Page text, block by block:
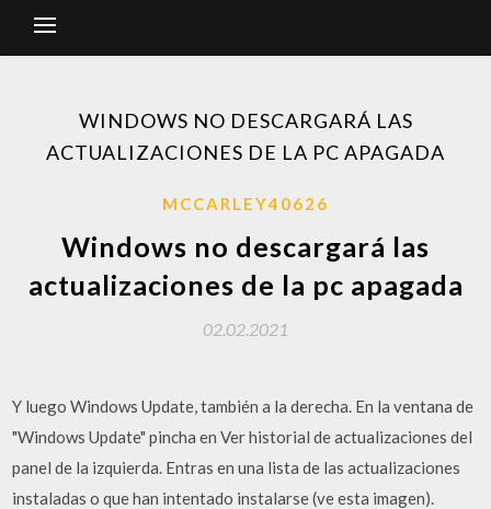
WINDOWS NO DESCARGARÁ LAS
ACTUALIZACIONES DE LA PC APAGADA
MCCARLEY40626
Windows no descargará las
actualizaciones de la pc apagada
02.02.2021
Y luego Windows Update, también a la derecha. En la ventana de
"Windows Update" pincha en Ver historial de actualizaciones del
panel de la izquierda. Entras en una lista de las actualizaciones
instaladas o que han intentado instalarse (ve esta imagen).